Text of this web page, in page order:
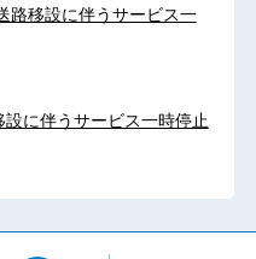
路移設に伴うサービス一
に伴うサービス一時停止